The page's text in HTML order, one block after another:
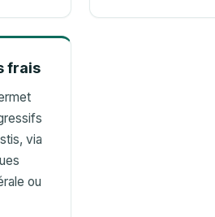
frais
via
ou